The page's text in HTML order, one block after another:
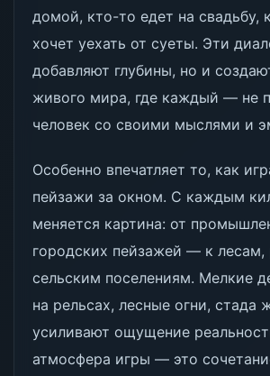
домой, кто-то едет на свадьбу,
хочет уехать от суеты. Эти
добавляют глубины, но и
живого мира, где каждый — не
человек со своими мыслями и
Особенно впечатляет то, как
пейзажи за окном. С каждым
меняется картина: от
городских пейзажей — к лесам,
сельским поселениям. Мелкие
на рельсах, лесные огни,
усиливают ощущение
атмосфера игры — это